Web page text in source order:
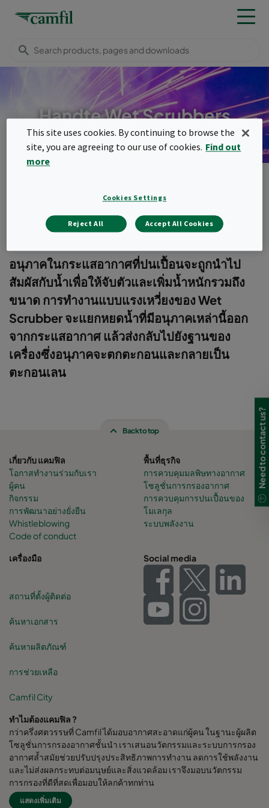
Handte Wet Scrubbers
Handte Wet Scrubbers
อนุภาคในกระแสอากาศที่ปนเปื้อนจะถูกนำไป
สัมผัสกับน้ำเพื่อให้จับตัวและเพิ่มน้ำหนักรวมถึง
ขนาด การทำงานแบบแรงเหวี่ยงของ Wet
Scrubber จะแยกหยดน้ำที่มีอนุภาคเหล่านี้ออก
จากกระแสอากาศ แล้วส่งกลับไปยังฐานของ
เครื่องซึ่งอนุภาคจะตกตะกอนและกลายเป็น
ตะกอนเลน
Back to top
เกี่ยวกับ แคมฟิล
โอกาสทำงานร่วมกับเรา
ผู้คน
กิจกรรม
การพัฒนาอย่างยั่งยืน
Whistleblowing
Code of conduct
พื้นที่ธุรกิจ
การควบคุมมลพิษทางอากาศ
โซลูชั่นการกรองอากาศ
การควบคุมการปนเปื้อนของ
โมเลกุล
ระบบพลังงาน
เครื่องมือ
สถานที่ตั้งผู้ติดต่อ
ค้นหาเอกสาร
ค้นหาผลิตภัณฑ์
การช่วยเหลือ
Camfil City
Social media
ทำไมต้องแคมฟิล ?
กว่าครึ่งศตวรรษที่ Camfil ได้มอบอากาศสะอาดแก่ผู้คน ในฐานะผู้ผลิต
โซลูชั่นการกรองอากาศชั้นนำ เราเสนอนวัตกรรมและระบบการกรอง
อากาศล้ำสมัยช่วยปรับปรุงประสิทธิภาพการทำงาน ลดการใช้พลังงาน
และไม่ส่งผลกระทบต่อมนุษย์และสิ่งแวดล้อม เราจึงมอบนวัตกรรม
การกรองที่ดีที่สุดเพื่อมอบให้ลูกค้าทุกท่าน
Camfil Group สำนักงานใหญ่ตั้งอยู่ใน Stockholm, Sweden มี
แสดงเพิ่มเติม
Need to contact us?
This site uses cookies. By continuing to browse the
site, you are agreeing to our use of cookies. Find out
more
Cookies Settings
Reject All Accept All Cookies